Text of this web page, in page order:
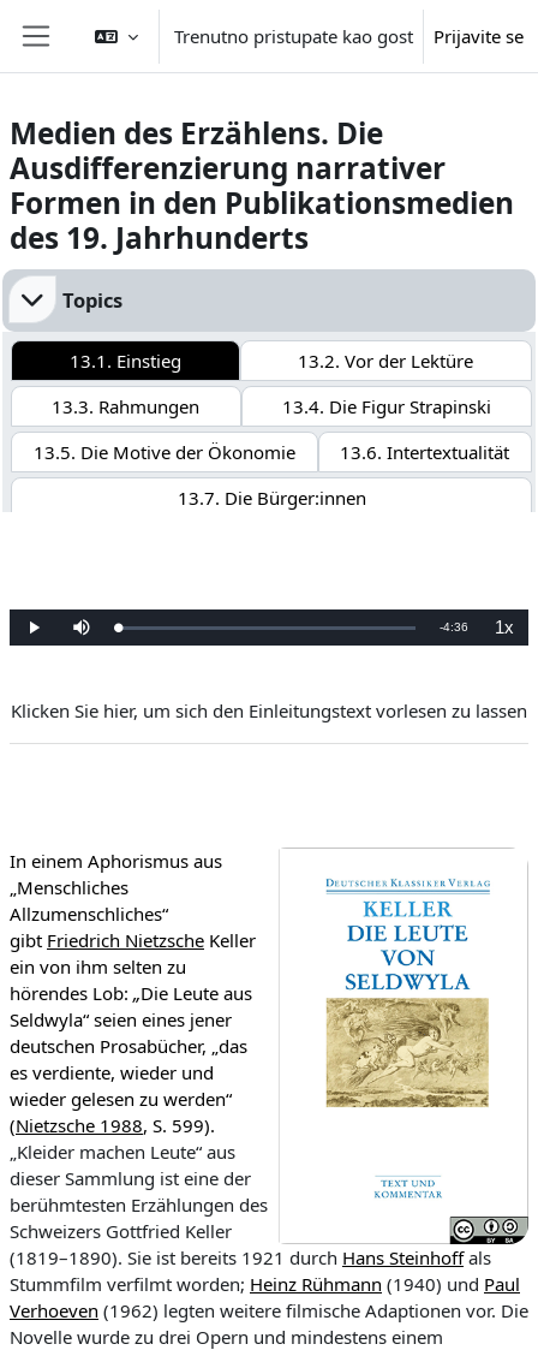
Idi na glavni sadržaj
Trenutno pristupate kao gost Prijavite se
Medien des Erzählens. Die
Ausdifferenzierung narrativer
Formen in den Publikationsmedien
des 19. Jahrhunderts
Section outline
Topics
13.1. Einstieg
13.2. Vor der Lektüre
13.3. Rahmungen
13.4. Die Figur Strapinski
13.5. Die Motive der Ökonomie
13.6. Intertextualität
13.7. Die Bürger:innen
13.10. Literaturgeschichtliche Bedeutung des Traummotivs
Play Mute Loaded:
0%
Remaining
-4:36 1x
Rate
Klicken Sie hier, um sich den Einleitungstext vorlesen zu lassen
In einem Aphorismus aus
„Menschliches
Allzumenschliches“
gibt Friedrich Nietzsche Keller
ein von ihm selten zu
hörendes Lob: „Die Leute aus
Seldwyla“ seien eines jener
deutschen Prosabücher, „das
es verdiente, wieder und
wieder gelesen zu werden“
(Nietzsche 1988, S. 599).
„Kleider machen Leute“ aus
dieser Sammlung ist eine der
berühmtesten Erzählungen des
Schweizers Gottfried Keller
(1819–1890). Sie ist bereits 1921 durch Hans Steinhoffals
Stummfilm verfilmt worden; Heinz Rühmann (1940) und Paul
Verhoeven (1962) legten weitere filmische Adaptionen vor. Die
Novelle wurde zu drei Opern und mindestens einem